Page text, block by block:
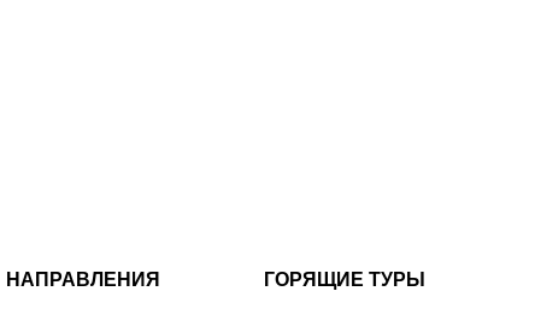
НАПРАВЛЕНИЯ ГОРЯЩИЕ ТУРЫ